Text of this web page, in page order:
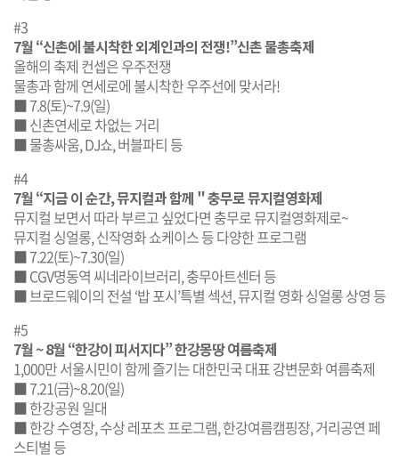
#3
7월 “신촌에 불시착한 외계인과의 전쟁!”신촌 물총축제
올해의 축제 컨셉은 우주전쟁
물총과 함께 연세로에 불시착한 우주선에 맞서라!
■ 7.8(토)~7.9(일)
■ 신촌연세로 차없는 거리
■ 물총싸움, DJ쇼, 버블파티 등
#4
7월 “지금 이 순간, 뮤지컬과 함께＂충무로 뮤지컬영화제
뮤지컬 보면서 따라 부르고 싶었다면 충무로 뮤지컬영화제로~
뮤지컬 싱얼롱, 신작영화 쇼케이스 등 다양한 프로그램
■ 7.22(토)~7.30(일)
■ CGV명동역 씨네라이브러리, 충무아트센터 등
■ 브로드웨이의 전설 ‘밥 포시’특별 섹션, 뮤지컬 영화 싱얼롱 상영 등
#5
7월 ~ 8월 “한강이 피서지다” 한강몽땅 여름축제
1,000만 서울시민이 함께 즐기는 대한민국 대표 강변문화 여름축제
■ 7.21(금)~8.20(일)
■ 한강공원 일대
■ 한강 수영장, 수상 레포츠 프로그램, 한강여름캠핑장, 거리공연 페
스티벌 등